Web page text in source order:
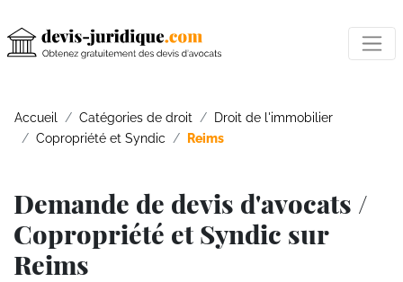
Accueil Catégories de droit
Droit de l'immobilier
Copropriété et Syndic
Reims
Demande de devis d'avocats /
Copropriété et Syndic sur
Reims